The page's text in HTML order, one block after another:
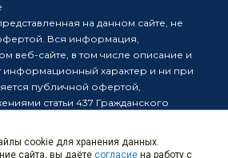
на данном сайте, не
Вся информация,
веб-сайте, в том числе описание и
информационный характер и ни при
публичной офертой,
статьи 437 Гражданского
за собой право в одностороннем
в информацию, размещенную на
cookie для хранения данных.
сайта, вы даёте согласие на работу с